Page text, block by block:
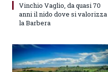
Vinchio Vaglio, da quasi 70
anni il nido dove si valorizza
la Barbera